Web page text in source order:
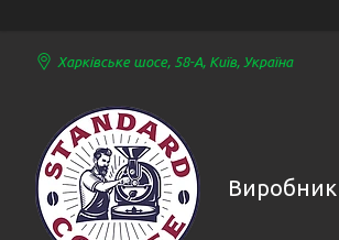
Харківське шосе, 58-А, Київ, Україна
Виробник